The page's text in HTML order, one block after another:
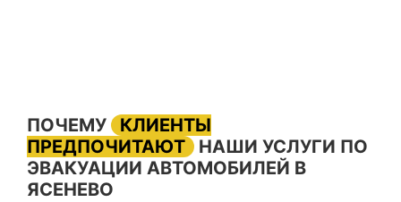
ПОЧЕМУ
КЛИЕНТЫ
ПРЕДПОЧИТАЮТ
НАШИ УСЛУГИ ПО
ЭВАКУАЦИИ АВТОМОБИЛЕЙ В
ЯСЕНЕВО